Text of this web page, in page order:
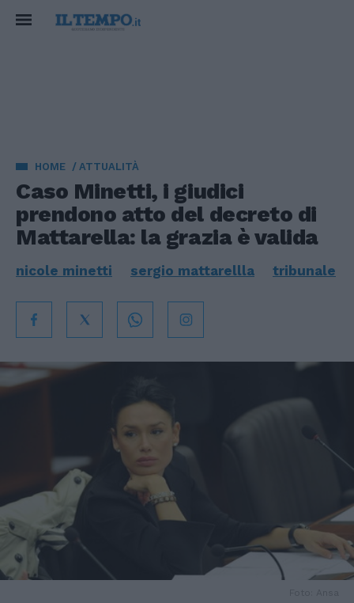
HOME ATTUALITÀ
Caso Minetti, i giudici
prendono atto del decreto di
Mattarella: la grazia è valida
nicole minetti sergio mattarellla tribunale